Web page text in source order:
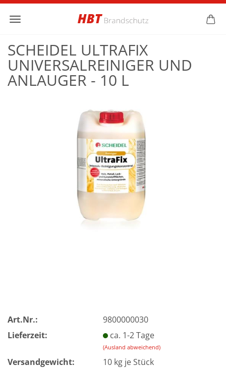
SCHEIDEL ULTRAFIX
UNIVERSALREINIGER UND
ANLAUGER - 10 L
Art.Nr.:
9800000030
Lieferzeit:
ca. 1-2 Tage
(Ausland abweichend)
Versandgewicht: 10 kg je Stück